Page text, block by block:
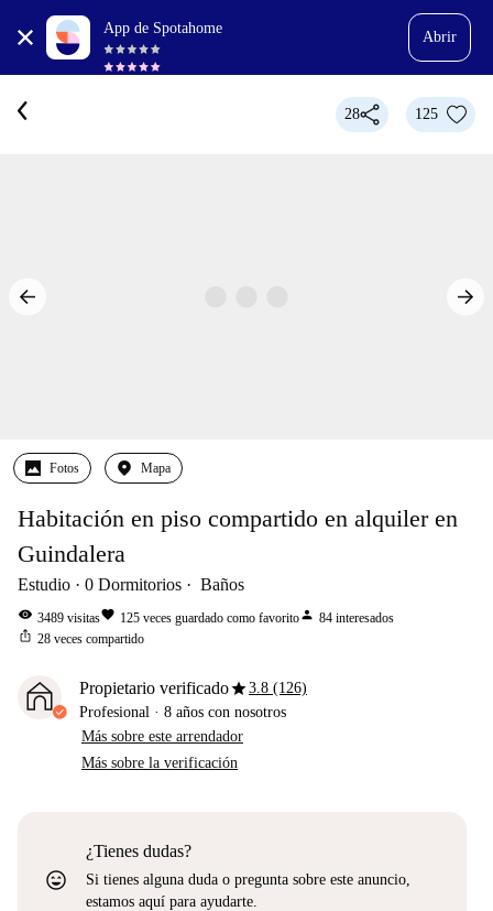
App de Spotahome
Abrir
28 125
Fotos Mapa
Habitación en piso compartido en alquiler en
Guindalera
Estudio 0 Dormitorios Baños
visibility 3489 visitasfavorite 125 veces guardado como favoritoperson 84 interesados
ios_share 28 veces compartido
Propietario verificadostar3.8 (126)
Profesional · 8 años con nosotros
Más sobre este arrendador
Más sobre la verificación
sentiment_very_satisfied
¿Tienes dudas?
Si tienes alguna duda o pregunta sobre este anuncio,
estamos aquí para ayudarte.